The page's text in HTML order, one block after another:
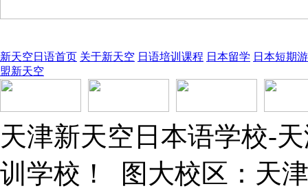
新天空日语首页 关于新天空 日语培训课程 日本留学 日本短期
盟新天空
天津新天空日本语学校-
训学校！ 图大校区：天